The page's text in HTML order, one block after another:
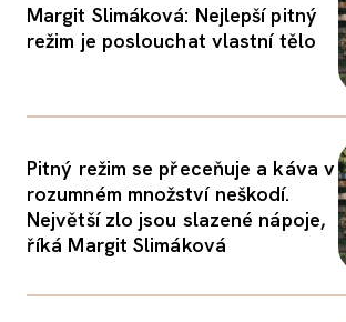
PORADNA
Margit Slimáková: Nejlepší pitný
režim je poslouchat vlastní tělo
Pitný režim se přeceňuje a káva v
rozumném množství neškodí.
Největší zlo jsou slazené nápoje,
říká Margit Slimáková